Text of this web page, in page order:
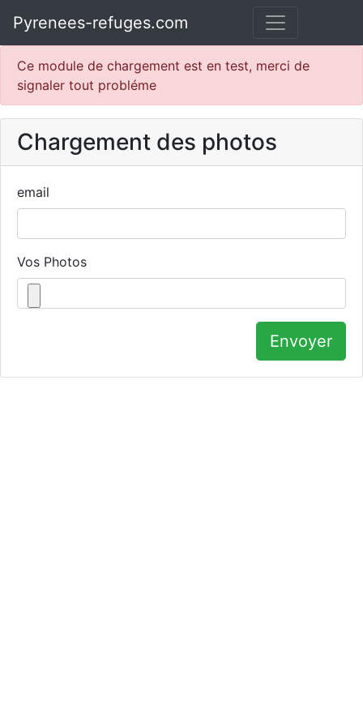
Pyrenees-refuges.com
Ce module de chargement est en test, merci de
signaler tout probléme
Chargement des photos
email
Vos Photos
Envoyer